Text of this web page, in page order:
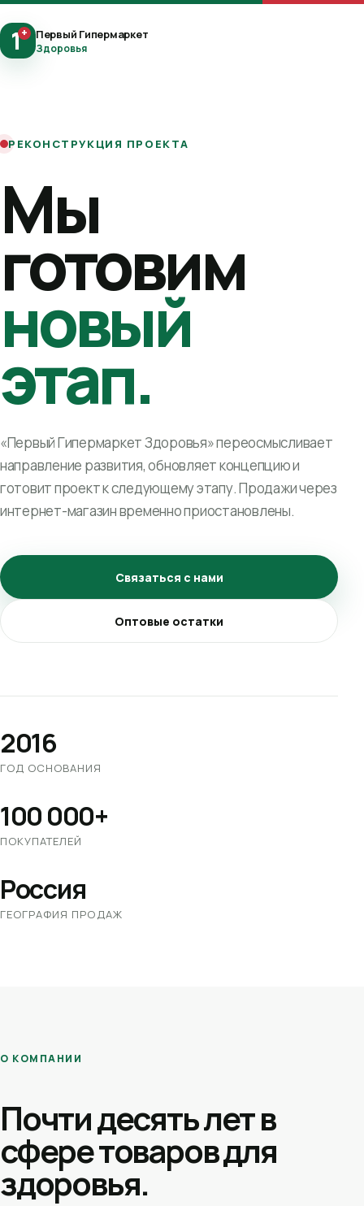
1+ Первый Гипермаркет
Здоровья
РЕКОНСТРУКЦИЯ ПРОЕКТА
Мы
готовим
новый
этап.
«Первый Гипермаркет Здоровья» переосмысливает
направление развития, обновляет концепцию и
готовит проект к следующему этапу. Продажи через
интернет-магазин временно приостановлены.
Связаться с нами
Оптовые остатки
2016
ГОД ОСНОВАНИЯ
100 000+
ПОКУПАТЕЛЕЙ
Россия
ГЕОГРАФИЯ ПРОДАЖ
О КОМПАНИИ
Почти десять лет в
сфере товаров для
здоровья.